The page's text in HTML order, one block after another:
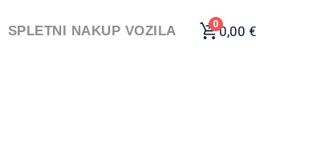
SPLETNI NAKUP VOZILA 00,00 €